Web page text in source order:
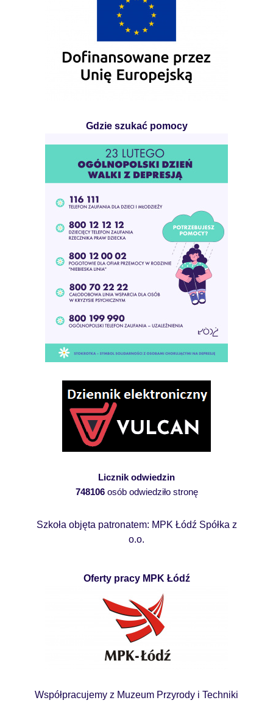
Gdzie szukać pomocy
Licznik odwiedzin
748106osób odwiedziło stronę
Szkoła objęta patronatem: MPK Łódź Spółka z
o.o.
Oferty pracy MPK Łódź
Współpracujemy z Muzeum Przyrody i Techniki